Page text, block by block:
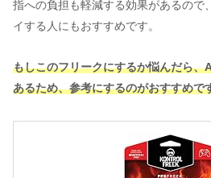
指への負担も軽減する効果があるので
イする人にもおすすめです。
もしこのフリークにするか悩んだら、
あるため、参考にするのがおすすめで